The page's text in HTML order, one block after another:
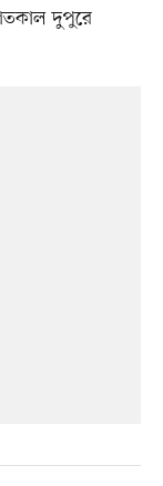
গতকাল দুপুরে